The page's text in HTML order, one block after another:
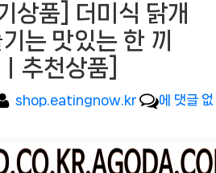
상품] 더미식 닭개
는 맛있는 한 끼
추천상품]
By
shop.eatingnow.kr
[잇
우
에 댓글 없